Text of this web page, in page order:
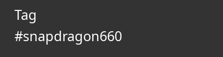
Tag
#snapdragon660